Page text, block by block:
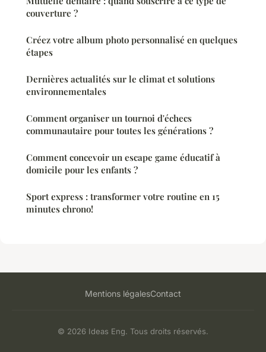
couverture ?
Créez votre album photo personnalisé en quelques
étapes
Dernières actualités sur le climat et solutions
environnementales
Comment organiser un tournoi d'échecs
communautaire pour toutes les générations ?
Comment concevoir un escape game éducatif à
domicile pour les enfants ?
Sport express : transformer votre routine en 15
minutes chrono!
Mentions légalesContact
© 2026 Ideas Eng. Tous droits réservés.